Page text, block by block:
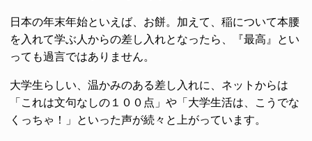
日本の年末年始といえば、お餅。加えて、稲について本腰
を入れて学ぶ人からの差し入れとなったら、『最高』とい
っても過言ではありません。
大学生らしい、温かみのある差し入れに、ネットからは
「これは文句なしの１００点」や「大学生活は、こうでな
くっちゃ！」といった声が続々と上がっています。